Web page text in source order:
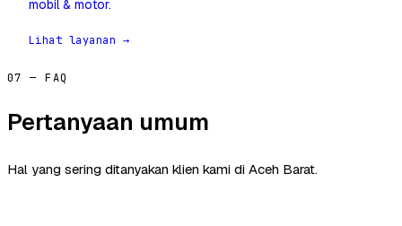
mobil & motor.
Lihat layanan →
07 — FAQ
Pertanyaan umum
Hal yang sering ditanyakan klien kami di Aceh Barat.